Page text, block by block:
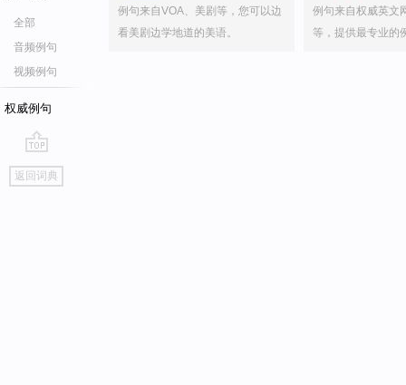
全部
音频例句
视频例句
权威例句
go
top
返回词典
例句来自VOA、美剧等，您可以边
看美剧边学地道的美语。
例句来自权威英文
等，提供最专业的